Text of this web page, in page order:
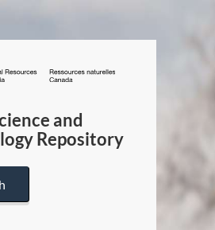
/
Canada
and
Repository